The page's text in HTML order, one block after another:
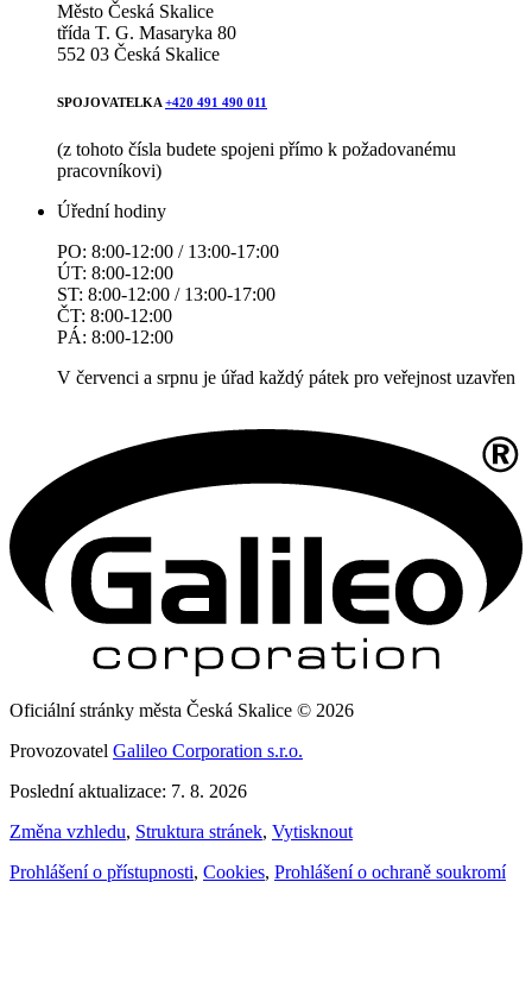
Město Česká Skalice
třída T. G. Masaryka 80
552 03 Česká Skalice
SPOJOVATELKA +420 491 490 011
(z tohoto čísla budete spojeni přímo k požadovanému
pracovníkovi)
Úřední hodiny
PO: 8:00-12:00 / 13:00-17:00
ÚT: 8:00-12:00
ST: 8:00-12:00 / 13:00-17:00
ČT: 8:00-12:00
PÁ: 8:00-12:00
V červenci a srpnu je úřad každý pátek pro veřejnost uzavřen
Oficiální stránky města Česká Skalice © 2026
Provozovatel Galileo Corporation s.r.o.
Poslední aktualizace: 7. 8. 2026
Změna vzhledu, Struktura stránek, Vytisknout
Prohlášení o přístupnosti, Cookies, Prohlášení o ochraně soukromí